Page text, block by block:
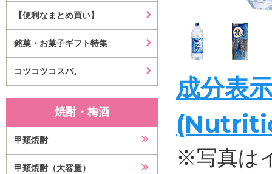
【便利なまとめ買い】
銘菓・お菓子ギフト特集
コツコツコスパ。
焼酎・梅酒
甲類焼酎
甲類焼酎（大容量）
成分表
※写真は